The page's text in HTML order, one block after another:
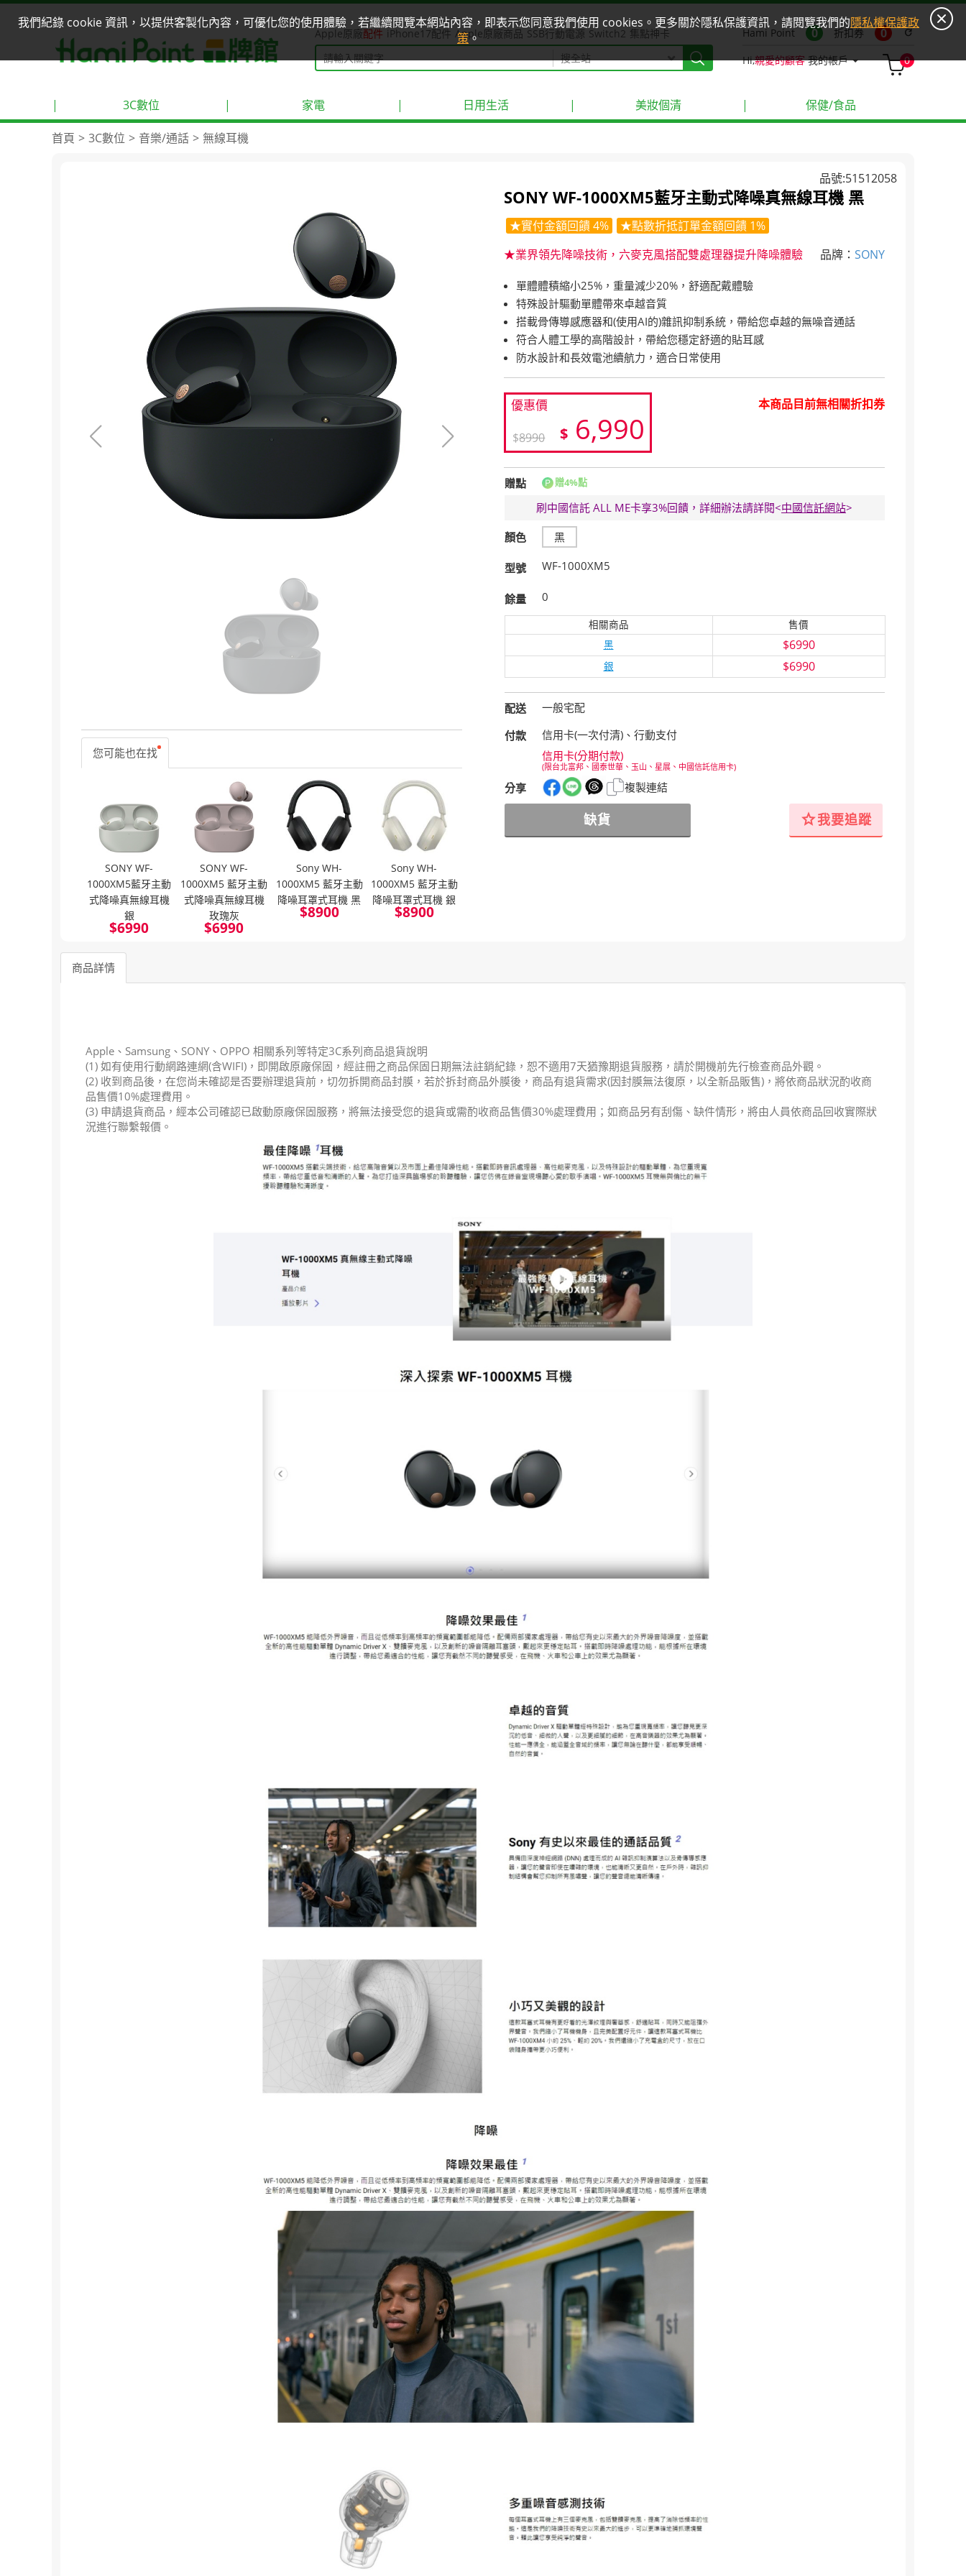
我們紀錄 cookie 資訊，以提供客製化內容，可優化您的使用體驗，若繼續閱覽本網站內容，即表示您同意我們使用 cookies。更多關於隱私保護資訊，請閱覽我們的隱私權保護政
策。
Apple原廠配件 iPhone17配件 Apple原廠商品 SSB行動電源 Switch2 集點神卡 Hami Point 0 折扣券 0 refresh
Hi,親愛的顧客 我的帳戶 0
| 3C數位 | 家電 | 日用生活 | 美妝個清 | 保健/食品
首頁 3C數位 音樂/通話 無線耳機
品號:51512058
您可能也在找
SONY WF-
1000XM5藍牙主動
式降噪真無線耳機
銀
$6990
SONY WF-
1000XM5 藍牙主動
式降噪真無線耳機
玫瑰灰
$6990
Sony WH-
1000XM5 藍牙主動
降噪耳罩式耳機 黑
$8900
Sony WH-
1000XM5 藍牙主動
降噪耳罩式耳機 銀
$8900
SONY WF-1000XM5藍牙主動式降噪真無線耳機 黑
★實付金額回饋 4%
★點數折抵訂單金額回饋 1%
★業界領先降噪技術，六麥克風搭配雙處理器提升降噪體驗
品牌： SONY
單體體積縮小25%，重量減少20%，舒適配戴體驗
特殊設計驅動單體帶來卓越音質
搭載骨傳導感應器和(使用AI的)雜訊抑制系統，帶給您卓越的無噪音通話
符合人體工學的高階設計，帶給您穩定舒適的貼耳感
防水設計和長效電池續航力，適合日常使用
優惠價
$6,990
$8990
本商品目前無相關折扣券
贈點 贈4%點
刷中國信託 ALL ME卡享3%回饋，詳細辦法請詳閱<中國信託網站>
顏色 黑
型號 WF-1000XM5
餘量 0
相關商品
售價
黑
$6990
銀 $6990
配送
一般宅配
付款
信用卡(一次付清)、行動支付
信用卡(分期付款)
(限台北富邦、國泰世華、玉山、星展、中國信託信用卡)
分享 複製連結
缺貨 star我要追蹤
商品詳情
Apple、Samsung、SONY、OPPO 相關系列等特定3C系列商品退貨說明
(1) 如有使用行動網路連網(含WIFI)，即開啟原廠保固，經註冊之商品保固日期無法註銷紀錄，恕不適用7天猶豫期退貨服務，請於開機前先行檢查商品外觀。
(2) 收到商品後，在您尚未確認是否要辦理退貨前，切勿拆開商品封膜，若於拆封商品外膜後，商品有退貨需求(因封膜無法復原，以全新品販售)，將依商品狀況酌收商
品售價10%處理費用。
(3) 申請退貨商品，經本公司確認已啟動原廠保固服務，將無法接受您的退貨或需酌收商品售價30%處理費用；如商品另有刮傷、缺件情形，將由人員依商品回收實際狀
況進行聯繫報價。